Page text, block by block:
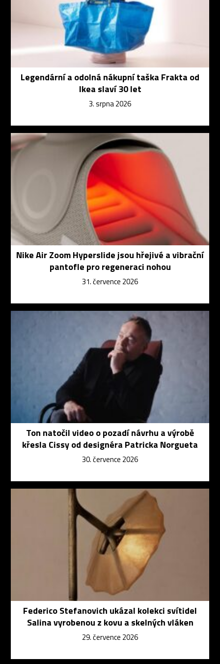
Legendární a odolná nákupní taška Frakta od
Ikea slaví 30 let
3. srpna 2026
Nike Air Zoom Hyperslide jsou hřejivé a vibrační
pantofle pro regeneraci nohou
31. července 2026
Ton natočil video o pozadí návrhu a výrobě
křesla Cissy od designéra Patricka Norgueta
30. července 2026
Federico Stefanovich ukázal kolekci svítidel
Salina vyrobenou z kovu a skelných vláken
29. července 2026